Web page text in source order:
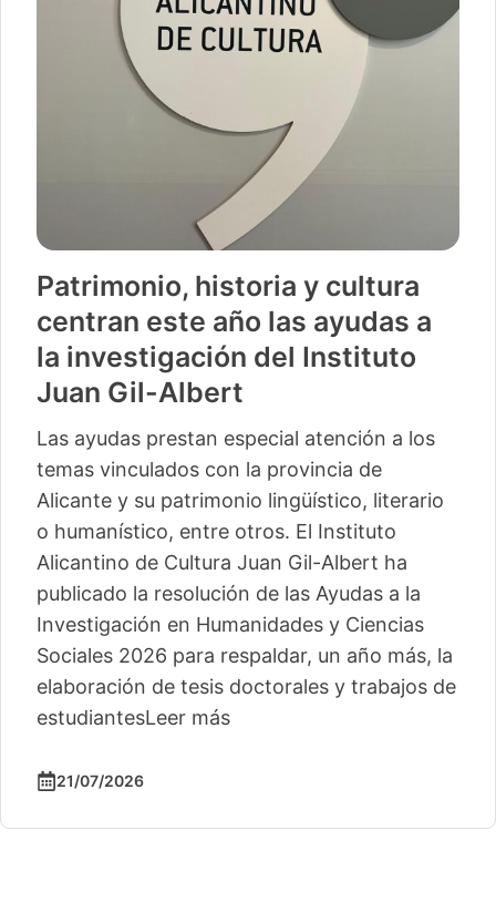
Patrimonio, historia y cultura
centran este año las ayudas a
la investigación del Instituto
Juan Gil-Albert
Las ayudas prestan especial atención a los
temas vinculados con la provincia de
Alicante y su patrimonio lingüístico, literario
o humanístico, entre otros. El Instituto
Alicantino de Cultura Juan Gil-Albert ha
publicado la resolución de las Ayudas a la
Investigación en Humanidades y Ciencias
Sociales 2026 para respaldar, un año más, la
elaboración de tesis doctorales y trabajos de
estudiantesLeer más
21/07/2026